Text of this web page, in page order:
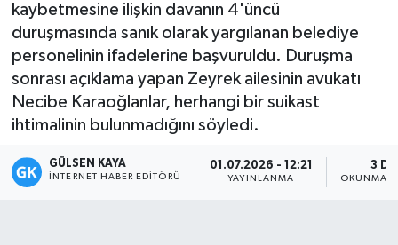
kaybetmesine ilişkin davanın 4'üncü
duruşmasında sanık olarak yargılanan belediye
personelinin ifadelerine başvuruldu. Duruşma
sonrası açıklama yapan Zeyrek ailesinin avukatı
Necibe Karaoğlanlar, herhangi bir suikast
ihtimalinin bulunmadığını söyledi.
GÜLSEN KAYA
İNTERNET HABER EDITÖRÜ
01.07.2026 - 12:21
YAYINLANMA
3 DK
OKUNMA
Kültür - Sanat
Magazin
Mersin